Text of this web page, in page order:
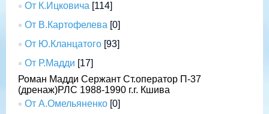
От К.Ицковича [114]
От В.Картофелева [0]
От Ю.Кланцатого [93]
От Р.Мадди [17]
Роман Мадди Сержант Ст.оператор П-37
(дренаж)РЛС 1988-1990 г.г. Кшива
От А.Омельяненко [0]